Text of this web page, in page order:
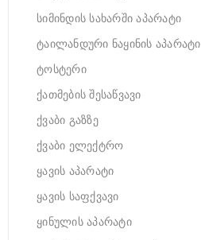
სიმინდის სახარში აპარატი
ტაილანდური ნაყინის აპარატი
ტოსტერი
ქათმების შესაწვავი
ქვაბი გაზზე
ქვაბი ელექტრო
ყავის აპარატი
ყავის საფქვავი
ყინულის აპარატი